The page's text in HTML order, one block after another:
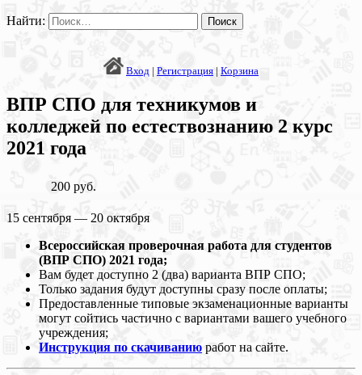
Найти:
Вход | Регистрация | Корзина
ВПР СПО для техникумов и
колледжей по естествознанию 2 курс
2021 года
200 руб.
15 сентября — 20 октября
Всероссийская проверочная работа для студентов
(ВПР СПО) 2021 года;
Вам будет доступно 2 (два) варианта ВПР СПО;
Только задания будут доступны сразу после оплаты;
Предоставленные типовые экзаменационные варианты
могут сойтись частично с вариантами вашего учебного
учреждения;
Инструкция по скачиванию работ на сайте.